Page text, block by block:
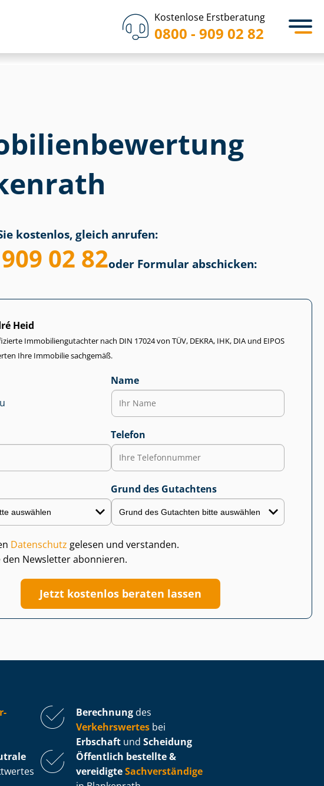
Kostenlose Erstberatung
0800 - 909 02 82
kostenlos, gleich anrufen:
02 82oder Formular abschicken:
Heid
Im­mo­bi­li­en­gut­ach­ter nach DIN 17024 von TÜV, DEKRA, IHK, DIA und EIPOS
Ihre Immobilie sachgemäß.
Name
Telefon
Grund des Gutachtens
Datenschutz gelesen und verstanden.
Newsletter abonnieren.
Jetzt kostenlos beraten lassen
Berechnung des
Verkehrswertes bei
Erbschaft und Scheidung
Öffentlich bestellte &
vereidigteSachverständige